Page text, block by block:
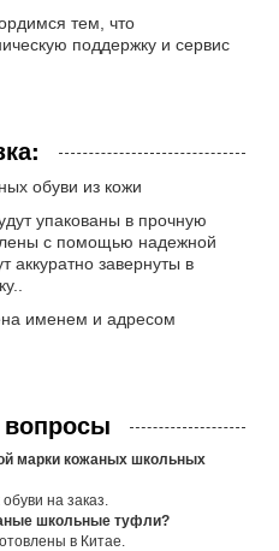
тем, что
поддержку и сервис
обуви из кожи
упакованы в прочную
с помощью надежной
аккуратно завернуты в
именем и адресом
марки кожаных школьных
на заказ.
школьные туфли?
в Китае.